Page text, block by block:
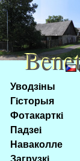
Na
obsah
stránky
Klávesové
zkratky
tomto
Уводзiны
Гiсторыя
Фотакарткi
Падзеi
Наваколле